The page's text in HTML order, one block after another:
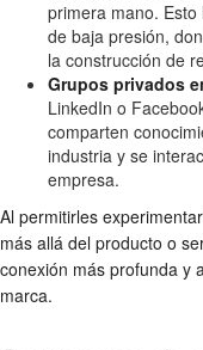
primera mano.
de baja presión,
la construcción de
Grupos privados
LinkedIn o
comparten
industria y se
empresa.
Al permitirles
más allá del producto o
conexión más profunda y
marca.